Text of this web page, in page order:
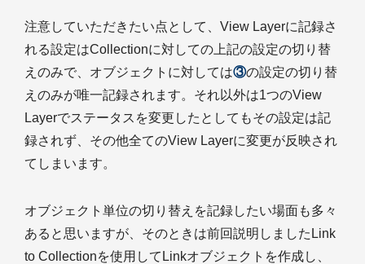
注意していただきたい点として、View Layerに記録さ
れる設定はCollectionに対しての上記の設定の切り替
えのみで、オブジェクトに対しては③の設定の切り替
えのみが唯一記録されます。それ以外は1つのView
Layerでステータスを変更したとしてもその設定は記
録されず、その他全てのView Layerに変更が反映され
てしまいます。
オブジェクト単位の切り替えを記録したい場面も多々
あると思いますが、そのときは前回説明しましたLink
to Collectionを使用してLinkオブジェクトを作成し、